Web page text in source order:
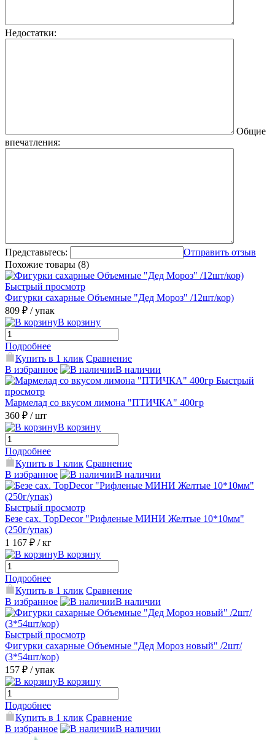
Недостатки:
Общие
впечатления:
Представьтесь:
Отправить отзыв
Похожие товары (8)
Быстрый просмотр
Фигурки сахарные Объемные "Дед Мороз" /12шт/кор)
809 ₽ / упак
В корзину
Подробнее
Купить в 1 клик Сравнение
В избранное
В наличии
Быстрый
просмотр
Мармелад со вкусом лимона "ПТИЧКА" 400гр
360 ₽ / шт
В корзину
Подробнее
Купить в 1 клик Сравнение
В избранное
В наличии
Быстрый просмотр
Безе сах. TopDecor "Рифленые МИНИ Желтые 10*10мм"
(250г/упак)
1 167 ₽ / кг
В корзину
Подробнее
Купить в 1 клик Сравнение
В избранное
В наличии
Быстрый просмотр
Фигурки сахарные Объемные "Дед Мороз новый" /2шт/
(3*54шт/кор)
157 ₽ / упак
В корзину
Подробнее
Купить в 1 клик Сравнение
В избранное
В наличии